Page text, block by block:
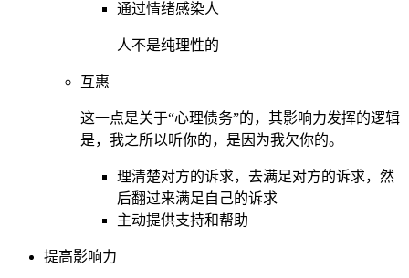
通过情绪感染人
人不是纯理性的
互惠
这一点是关于“心理债务”的，其影响力发挥的逻辑
是，我之所以听你的，是因为我欠你的。
理清楚对方的诉求，去满足对方的诉求，然
后翻过来满足自己的诉求
主动提供支持和帮助
提高影响力